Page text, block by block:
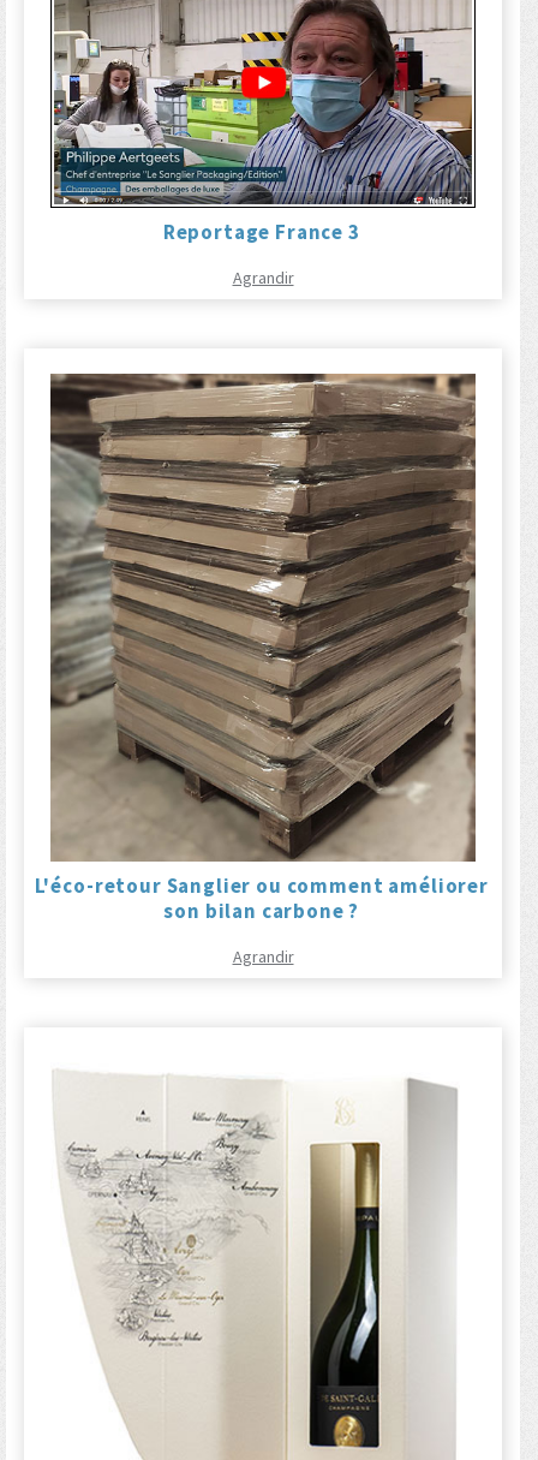
Reportage France 3
Agrandir
L'éco-retour Sanglier ou comment améliorer
son bilan carbone ?
Agrandir